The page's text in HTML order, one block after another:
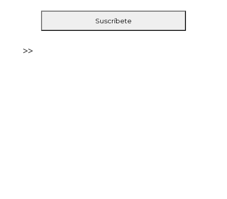
>>